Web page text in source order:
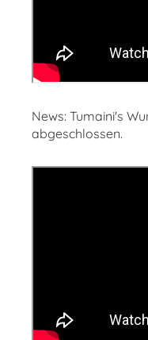
News: Tumaini's
abgeschlossen.